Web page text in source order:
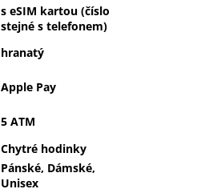
s eSIM kartou (číslo
stejné s telefonem)
hranatý
Apple Pay
5 ATM
Chytré hodinky
Pánské, Dámské,
Unisex